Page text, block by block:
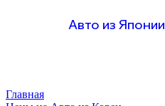
Авто из Японии
Главная